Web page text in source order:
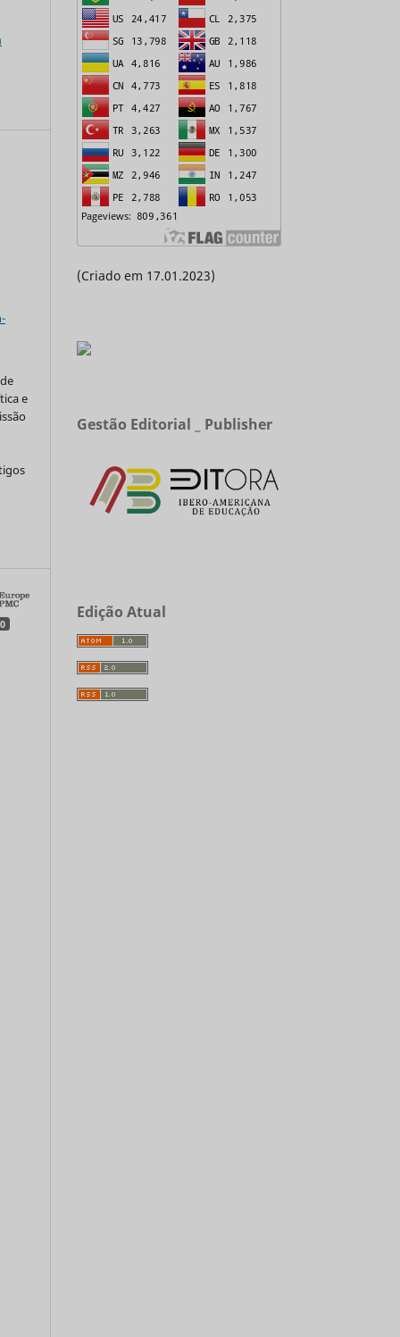
e
0
(Criado em 17.01.2023)
Gestão Editorial _ Publisher
Edição Atual